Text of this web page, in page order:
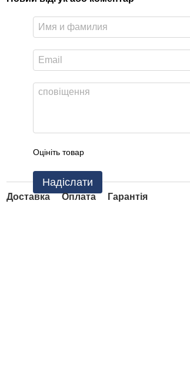
Оцініть товар
Надіслати
Доставка Оплата Гарантія